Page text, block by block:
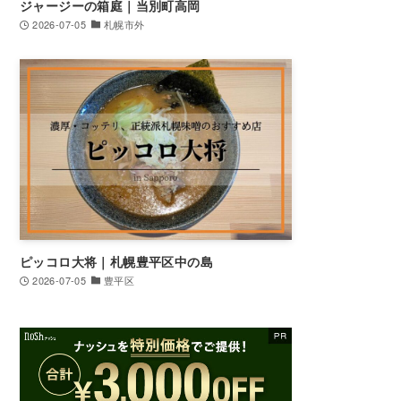
ジャージーの箱庭｜当別町高岡
2026-07-05 札幌市外
ピッコロ大将｜札幌豊平区中の島
2026-07-05 豊平区